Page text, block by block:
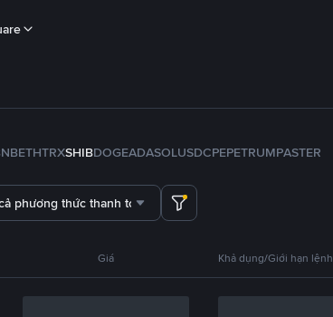
ETHTRXSHIBDOGEADASOLUSDCPEPETRUMPASTER
phương thức thanh toán
Giá Khả dụng/Giới hạn lệnh